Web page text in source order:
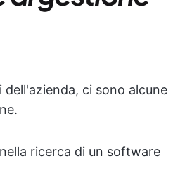
ci sono alcune
ricerca di un software